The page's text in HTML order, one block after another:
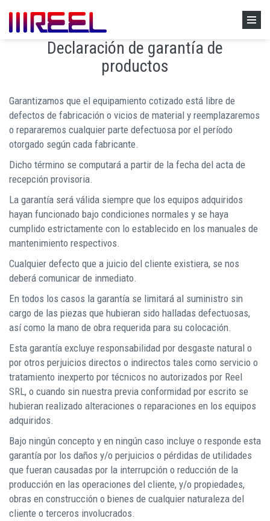
Home » Garantía
Declaración de garantía de
productos
Garantizamos que el equipamiento cotizado está libre de
defectos de fabricación o vicios de material y reemplazaremos
o repararemos cualquier parte defectuosa por el período
otorgado según cada fabricante.
Dicho término se computará a partir de la fecha del acta de
recepción provisoria.
La garantía será válida siempre que los equipos adquiridos
hayan funcionado bajo condiciones normales y se haya
cumplido estrictamente con lo establecido en los manuales de
mantenimiento respectivos.
Cualquier defecto que a juicio del cliente existiera, se nos
deberá comunicar de inmediato.
En todos los casos la garantía se limitará al suministro sin
cargo de las piezas que hubieran sido halladas defectuosas,
así como la mano de obra requerida para su colocación.
Esta garantía excluye responsabilidad por desgaste natural o
por otros perjuicios directos o indirectos tales como servicio o
tratamiento inexperto por técnicos no autorizados por Reel
SRL, o cuando sin nuestra previa conformidad por escrito se
hubieran realizado alteraciones o reparaciones en los equipos
adquiridos.
Bajo ningún concepto y en ningún caso incluye o responde esta
garantía por los daños y/o perjuicios o pérdidas de utilidades
que fueran causadas por la interrupción o reducción de la
producción en las operaciones del cliente, y/o propiedades,
obras en construcción o bienes de cualquier naturaleza del
cliente o terceros involucrados.